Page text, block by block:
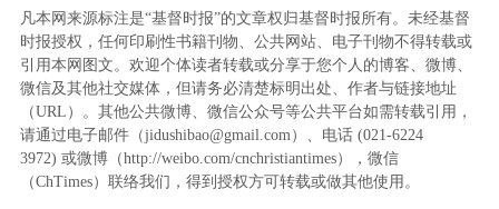
凡本网来源标注是“基督时报”的文章权归基督时报所有。未经基督
时报授权，任何印刷性书籍刊物、公共网站、电子刊物不得转载或
引用本网图文。欢迎个体读者转载或分享于您个人的博客、微博、
微信及其他社交媒体，但请务必清楚标明出处、作者与链接地址
（URL）。其他公共微博、微信公众号等公共平台如需转载引用，
请通过电子邮件（jidushibao@gmail.com）、电话 (021-6224
3972) ‬或微博（http://weibo.com/cnchristiantimes），微信
（ChTimes）联络我们，得到授权方可转载或做其他使用。